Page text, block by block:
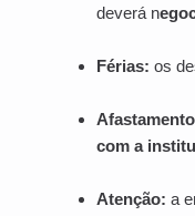
deverá n
Férias: os
com a
Atenção: a